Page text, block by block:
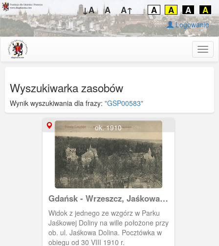
↓A A A↑ A A A A
Logowanie
Wyszukiwarka zasobów
Wynik wyszukiwania dla frazy: "GSP00583"
ok. 1910
Gdańsk - Wrzeszcz, Jaśkowa
Dolina
Widok z jednego ze wzgórz w Parku
Jaśkowej Doliny na wille położone przy
ob. ul. Jaśkowa Dolina. Pocztówka w
obiegu od 30 VIII 1910 r.